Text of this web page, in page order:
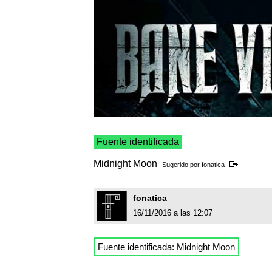
Fuente identificada
Midnight Moon Sugerido por fonatica
fonatica
16/11/2016 a las 12:07
Fuente identificada: Midnight Moon